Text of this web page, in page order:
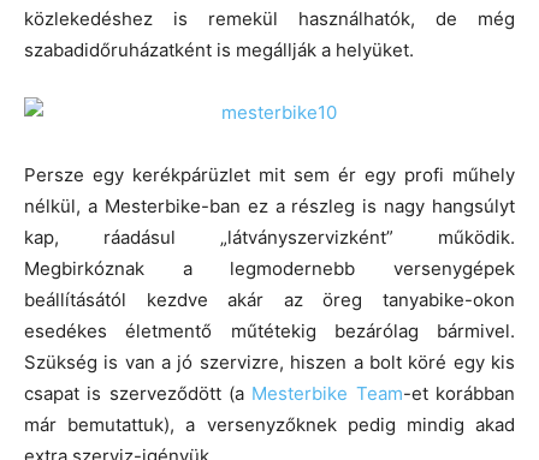
közlekedéshez is remekül használhatók, de még
szabadidőruházatként is megállják a helyüket.
Persze egy kerékpárüzlet mit sem ér egy profi műhely
nélkül, a Mesterbike-ban ez a részleg is nagy hangsúlyt
kap, ráadásul „látványszervizként” működik.
Megbirkóznak a legmodernebb versenygépek
beállításától kezdve akár az öreg tanyabike-okon
esedékes életmentő műtétekig bezárólag bármivel.
Szükség is van a jó szervizre, hiszen a bolt köré egy kis
csapat is szerveződött (a Mesterbike Team-et korábban
már bemutattuk), a versenyzőknek pedig mindig akad